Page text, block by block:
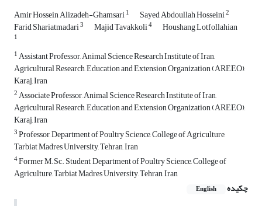
Amir Hossein Alizadeh-Ghamsari1 Sayed Abdoullah Hosseini2
Farid Shariatmadari3 Majid Tavakkoli4 Houshang Lotfollahian
1
1Assistant Professor, Animal Science Research Institute of Iran,
Agricultural Research, Education and Extension Organization (AREEO),
Karaj, Iran
2Associate Professor, Animal Science Research Institute of Iran,
Agricultural Research, Education and Extension Organization (AREEO),
Karaj, Iran
3Professor, Department of Poultry Science, College of Agriculture,
Tarbiat Madres University, Tehran, Iran
4Former M.Sc. Student, Department of Poultry Science, College of
Agriculture, Tarbiat Madres University, Tehran, Iran
چکیده
English